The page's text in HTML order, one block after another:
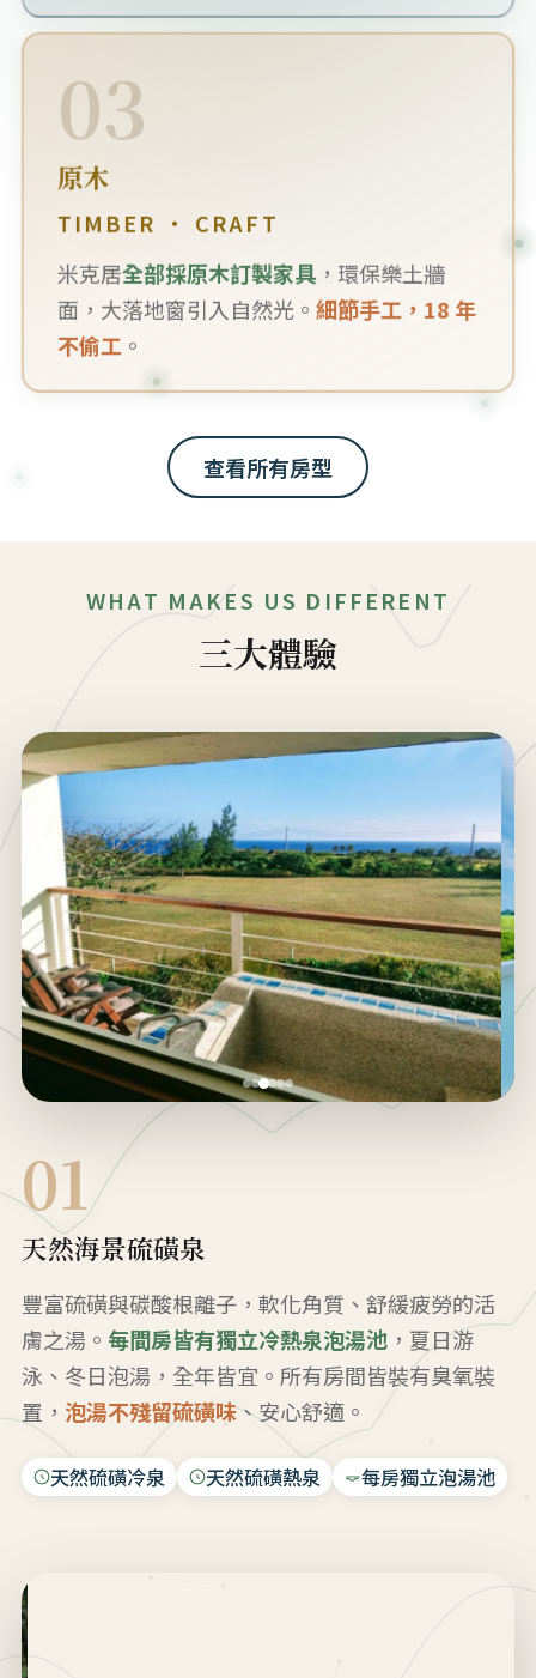
03
原木
TIMBER · CRAFT
米克居全部採原木訂製家具，環保樂土牆
面，大落地窗引入自然光。 細節手工，18 年
不偷工。
查看所有房型
WHAT MAKES US DIFFERENT
三大體驗
01
天然海景硫磺泉
豐富硫磺與碳酸根離子，軟化角質、舒緩疲勞的活
膚之湯。 每間房皆有獨立冷熱泉泡湯池，夏日游
泳、冬日泡湯，全年皆宜。所有房間皆裝有臭氧裝
置， 泡湯不殘留硫磺味、安心舒適。
天然硫磺冷泉 天然硫磺熱泉 每房獨立泡湯池